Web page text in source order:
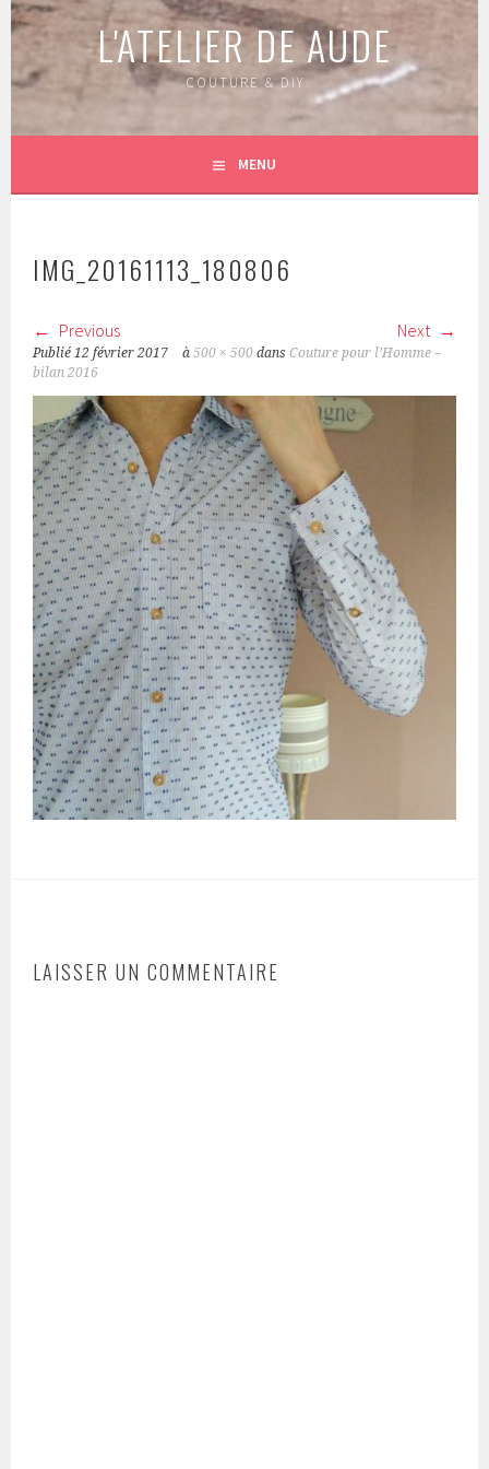
L'ATELIER DE AUDE
COUTURE & DIY
MENU
IMG_20161113_180806
Previous Next
Publié12 février 2017 à500 × 500 dansCouture pour l’Homme –
bilan 2016
LAISSER UN COMMENTAIRE